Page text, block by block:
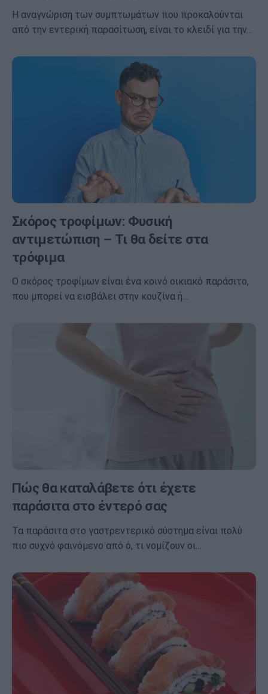
Η αναγνώριση των συμπτωμάτων που προκαλούνται
από την εντερική παρασίτωση, είναι το κλειδί για την…
Σκόρος τροφίμων: Φυσική
αντιμετώπιση – Τι θα δείτε στα
τρόφιμα
Ο σκόρος τροφίμων είναι ένα κοινό οικιακό παράσιτο,
που μπορεί να εισβάλει στην κουζίνα ή…
Πώς θα καταλάβετε ότι έχετε
παράσιτα στο έντερό σας
Τα παράσιτα στο γαστρεντερικό σύστημα είναι πολύ
πιο συχνό φαινόμενο από ό, τι νομίζουν οι…